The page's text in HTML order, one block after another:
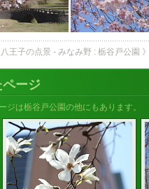
八王子の点景 - みなみ野 : 栃谷戸公園
ページ
ジは栃谷戸公園の他にもあります。